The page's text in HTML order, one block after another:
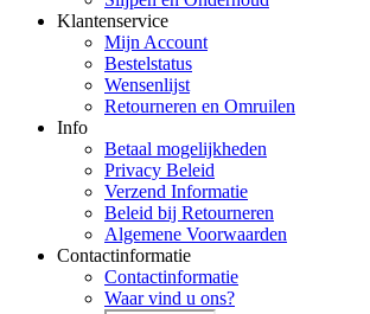
Klantenservice
Mijn Account
Bestelstatus
Wensenlijst
Retourneren en Omruilen
Info
Betaal mogelijkheden
Privacy Beleid
Verzend Informatie
Beleid bij Retourneren
Algemene Voorwaarden
Contactinformatie
Contactinformatie
Waar vind u ons?